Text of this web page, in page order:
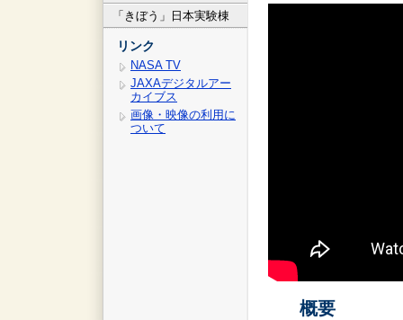
「きぼう」日本実験棟
リンク
NASA TV
JAXAデジタルアー
カイブス
画像・映像の利用に
ついて
概要